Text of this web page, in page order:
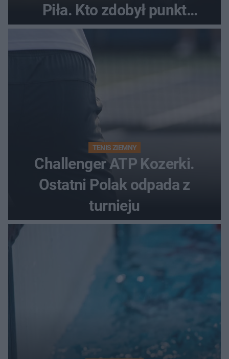
Piła. Kto zdobył punkt
bonusowy?
TENIS ZIEMNY
Challenger ATP Kozerki.
Ostatni Polak odpada z
turnieju